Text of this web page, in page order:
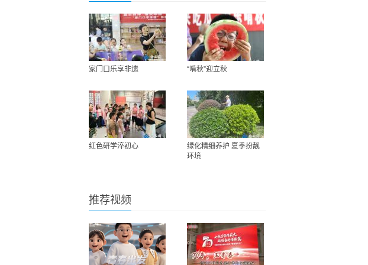
家门口乐享非遗 “啃秋”迎立秋
红色研学淬初心
绿化精细养护 夏季扮靓
环境
推荐视频